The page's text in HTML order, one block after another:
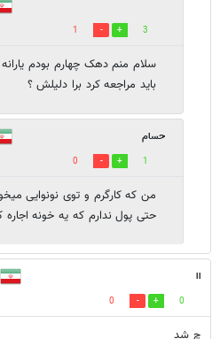
3
1
سلام منم دهک چهارم بودم
باید مراجعه کرد برا دلیلش ؟
حسام
1
0
من که کارگرم و توی نونوایی
حتی پول ندارم که یه خونه
اا
0
0
چ شد